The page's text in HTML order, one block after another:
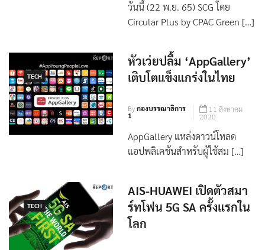
วันนี้ (22 พ.ย. 65) SCG โดย
Circular Plus by CPAC Green […]
TECH
หัวเว่ยปลื้ม ‘AppGallery’
เติบโตแข็งแกร่งในไทย
Byกองบรรณาธิการ
1
11 สิงหาคม
2020
AppGallery แหล่งดาวน์โหลด
แอปพลิเคชันสำหรับผู้ใช้สม […]
TECH
AIS-HUAWEI เปิดตัวสมา
ร์ทโฟน 5G SA ครั้งแรกใน
โลก